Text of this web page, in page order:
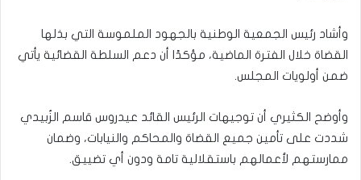
وأشاد رئيس الجمعية الوطنية بالجهود الملموسة التي بذلها
القضاة خلال الفترة الماضية، مؤكدًا أن دعم السلطة القضائية يأتي
ضمن أولويات المجلس.
وأوضح الكثيري أن توجيهات الرئيس القائد عيدروس قاسم الزُبيدي
شددت على تأمين جميع القضاة والمحاكم والنيابات، وضمان
ممارستهم لأعمالهم باستقلالية تامة ودون أي تضييق.